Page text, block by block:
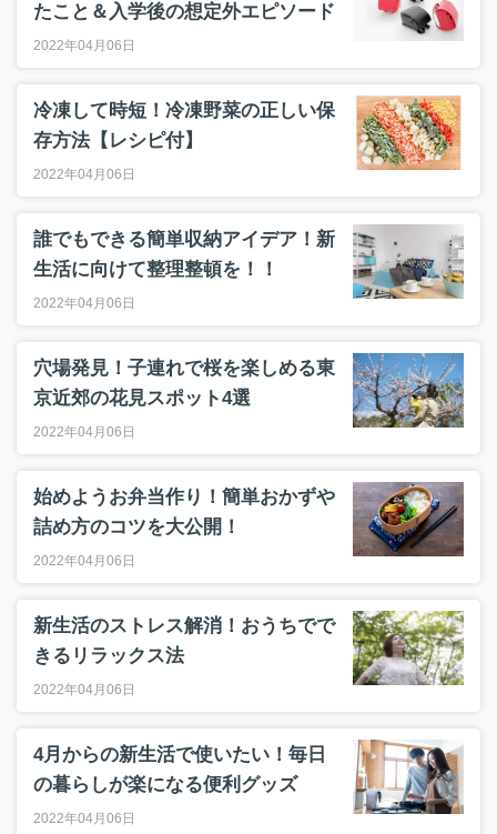
たこと＆入学後の想定外エピソード
2022年04月06日
冷凍して時短！冷凍野菜の正しい保
存方法【レシピ付】
2022年04月06日
誰でもできる簡単収納アイデア！新
生活に向けて整理整頓を！！
2022年04月06日
穴場発見！子連れで桜を楽しめる東
京近郊の花見スポット4選
2022年04月06日
始めようお弁当作り！簡単おかずや
詰め方のコツを大公開！
2022年04月06日
新生活のストレス解消！おうちでで
きるリラックス法
2022年04月06日
4月からの新生活で使いたい！毎日
の暮らしが楽になる便利グッズ
2022年04月06日